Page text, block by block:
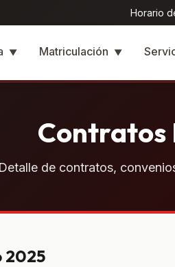
Horario
▼ Matriculación ▼
Contratos
Detalle de contratos,
2025